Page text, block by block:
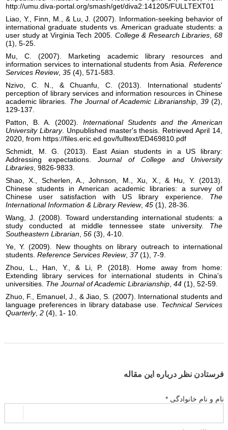
http://umu.diva-portal.org/smash/get/diva2:141205/FULLTEXT01
Liao, Y., Finn, M., & Lu, J. (2007). Information-seeking behavior of
international graduate students vs. American graduate students: a
user study at Virginia Tech 2005. College & Research Libraries ,68
(1), 5-25.
Mu, C. (2007). Marketing academic library resources and
information services to international students from Asia. Reference
Services Review, 35 (4), 571-583.
Nzivo, C. N., & Chuanfu, C. (2013). International students'
perception of library services and information resources in Chinese
academic libraries. The Journal of Academic Librarianship, 39(2),
129-137.
Patton, B. A. (2002). International Students and the American
University Library. Unpublished master's thesis. Retrieved April 14,
2020, from https://files.eric.ed.gov/fulltext/ED469810.pdf
Schmidt, M. G. (2013). East Asian students in a US library:
Addressing expectations. Journal of College and University
Libraries , 9826-9833.
Shao, X., Scherlen, A., Johnson, M., Xu, X., & Hu, Y. (2013).
Chinese students in American academic libraries: a survey of
Chinese user satisfaction with US library experience. The
International Information & Library Review, 45 (1), 28-36.
Wang, J. (2008). Toward understanding international students: a
study conducted at middle tennessee state university. The
Southeastern Librarian 56 (3), 4-10.
Ye, Y. (2009). New thoughts on library outreach to international
students. Reference Services Review, 37(1), 7-9.
Zhou, L., Han, Y., & Li, P. (2018). Home away from home:
Extending library services for international students in China's
universities. The Journal of Academic Librarianship 44 (1), 52-59.
Zhuo, F., Emanuel, J., & Jiao, S. (2007). International students and
language preferences in library database use. Technical Services
Quarterly, 2 (4), 1- 10.
فرستادن نظر درباره این مقاله
نام و نام خانوادگی *